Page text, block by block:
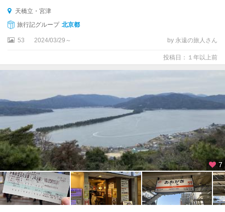
天橋立・宮津
旅行記グループ 北京都
53 2024/03/29～ by 永遠の旅人さん
投稿日：１年以上前
7